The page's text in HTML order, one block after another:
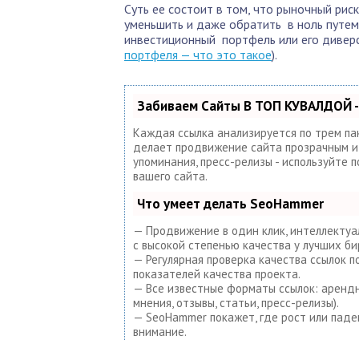
Суть ее состоит в том, что рыночный
уменьшить и даже обратить в ноль
инвестиционный портфель или его
портфеля — что это такое).
Забиваем Сайты В ТОП КУВАЛДОЙ -
Каждая ссылка анализируется по трем
делает продвижение сайта прозрачным
упоминания, пресс-релизы -
вашего сайта.
Что умеет делать SeoHammer
— Продвижение в один клик,
с высокой степенью качества у лучших
— Регулярная проверка качества
показателей качества проекта.
— Все известные форматы ссылок:
мнения, отзывы, статьи, пресс-релизы).
— SeoHammer покажет, где рост или
внимание.